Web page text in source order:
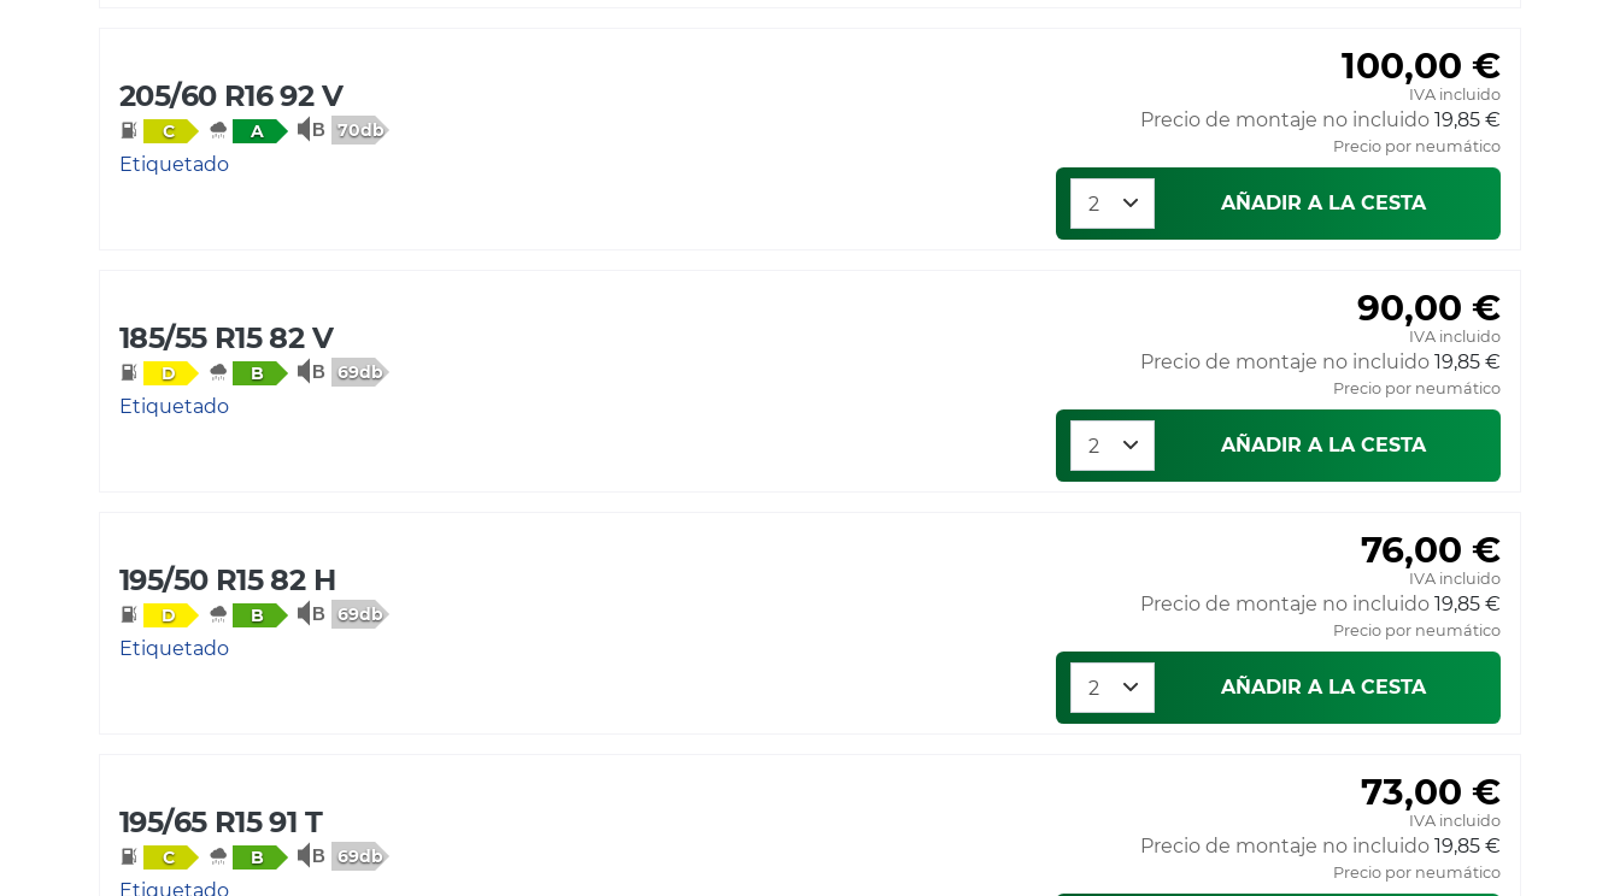
205/60 R16 92 V
C A 70db
Etiquetado
100,00 €
IVA incluido
Precio de montaje no incluido 19,85 €
Precio por neumático
AÑADIR A LA CESTA
185/55 R15 82 V
D B 69db
Etiquetado
90,00 €
IVA incluido
Precio de montaje no incluido 19,85 €
Precio por neumático
AÑADIR A LA CESTA
195/50 R15 82 H
D B 69db
Etiquetado
76,00 €
IVA incluido
Precio de montaje no incluido 19,85 €
Precio por neumático
AÑADIR A LA CESTA
195/65 R15 91 T
C B 69db
Etiquetado
73,00 €
IVA incluido
Precio de montaje no incluido 19,85 €
Precio por neumático